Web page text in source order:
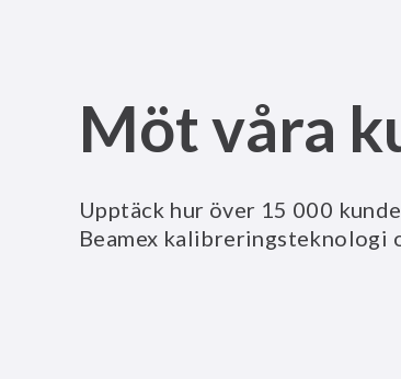
Möt våra
Upptäck hur över 15 000
Beamex kalibreringsteknologi